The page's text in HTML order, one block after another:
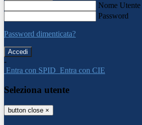
Nome Utente
Password
Password dimenticata?
-
Entra con SPID Entra con CIE
Seleziona utente
button close ×